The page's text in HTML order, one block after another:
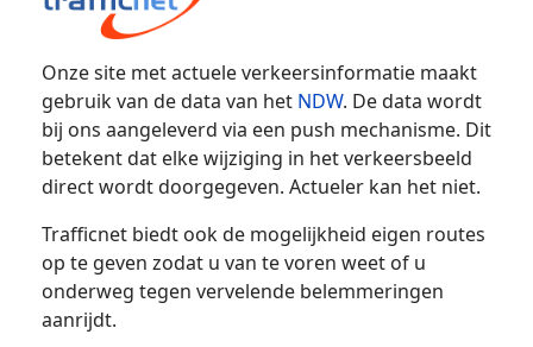
Onze site met actuele verkeersinformatie maakt
gebruik van de data van het NDW. De data wordt
bij ons aangeleverd via een push mechanisme. Dit
betekent dat elke wijziging in het verkeersbeeld
direct wordt doorgegeven. Actueler kan het niet.
Trafficnet biedt ook de mogelijkheid eigen routes
op te geven zodat u van te voren weet of u
onderweg tegen vervelende belemmeringen
aanrijdt.